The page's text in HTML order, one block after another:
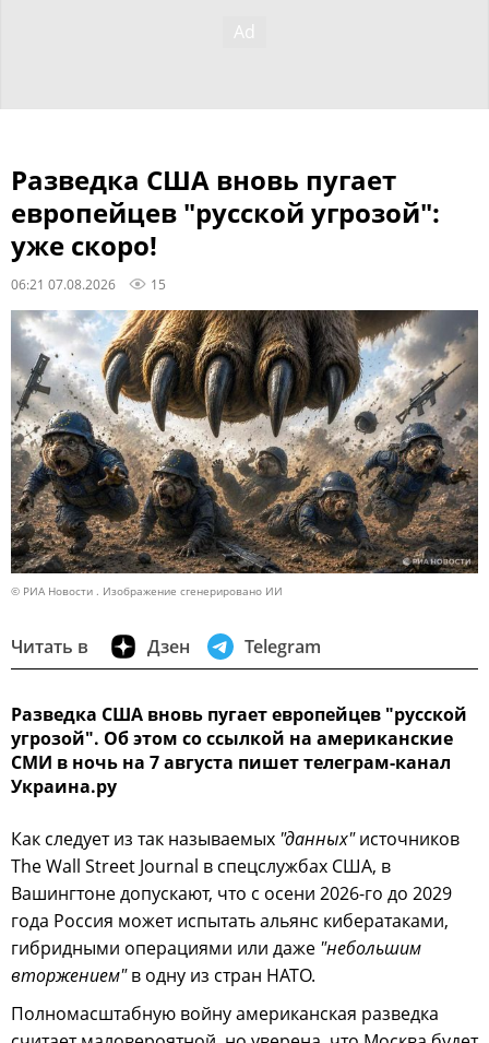
Разведка США вновь пугает
европейцев "русской угрозой":
уже скоро!
06:21 07.08.2026 15
© РИА Новости . Изображение сгенерировано ИИ
Читать в Дзен Telegram
Разведка США вновь пугает европейцев "русской
угрозой". Об этом со ссылкой на американские
СМИ в ночь на 7 августа пишет телеграм-канал
Украина.ру
Как следует из так называемых "данных"источников
The Wall Street Journal в спецслужбах США, в
Вашингтоне допускают, что с осени 2026-го до 2029
года Россия может испытать альянс кибератаками,
гибридными операциями или даже "небольшим
вторжением"в одну из стран НАТО.
Полномасштабную войну американская разведка